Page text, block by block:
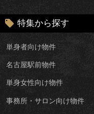
特集から探す
単身者向け物件
名古屋駅前物件
単身女性向け物件
事務所・サロン向け物件